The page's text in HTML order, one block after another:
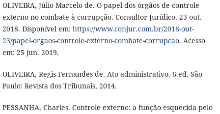
OLIVEIRA, Júlio Marcelo de. O papel dos órgãos de controle
externo no combate à corrupção. Consultor Jurídico. 23 out.
2018. Disponível em: https://www.conjur.com.br/2018-out-
23/papel-orgaos-controle-externo-combate-corrupcao. Acesso
em: 25 jun. 2019.
OLIVEIRA, Regis Fernandes de. Ato administrativo. 6.ed. São
Paulo: Revista dos Tribunais, 2014.
PESSANHA, Charles. Controle externo: a função esquecida pelo